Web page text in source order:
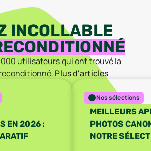
INCOLLABLE
000 utilisateurs qui ont trouvé la
Plus d'articles
EN 2026 :
Nos sélections
MEILLEURS
PHOTOS
NOTRE